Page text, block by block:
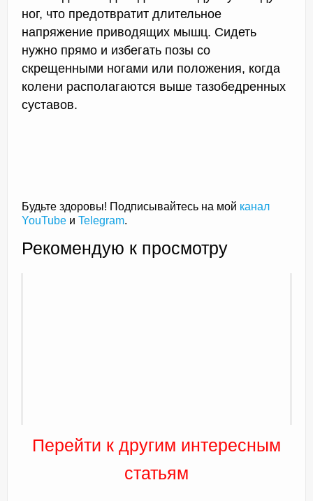
ног, что предотвратит длительное
напряжение приводящих мышц. Сидеть
нужно прямо и избегать позы со
скрещенными ногами или положения, когда
колени располагаются выше тазобедренных
суставов.
Будьте здоровы! Подписывайтесь на мой канал
YouTube и Telegram.
Рекомендую к просмотру
Перейти к другим интересным
статьям